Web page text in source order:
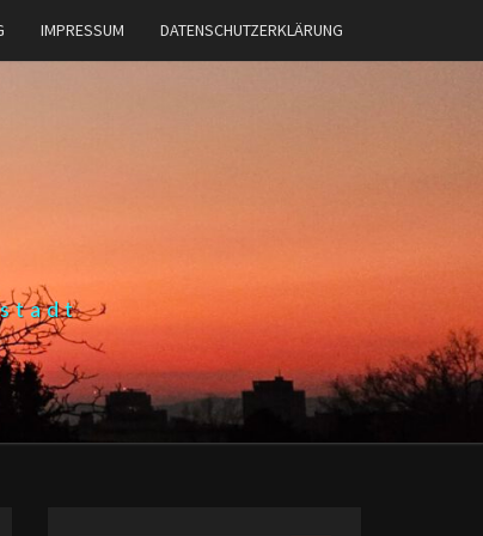
IMPRESSUM DATENSCHUTZERKLÄRUNG